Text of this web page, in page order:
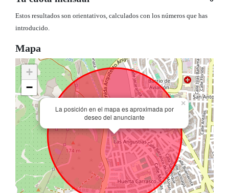
Estos resultados son orientativos, calculados con los números que has
introducido.
Mapa
La posición en el mapa es aproximada por
deseo del anunciante
×
+
−